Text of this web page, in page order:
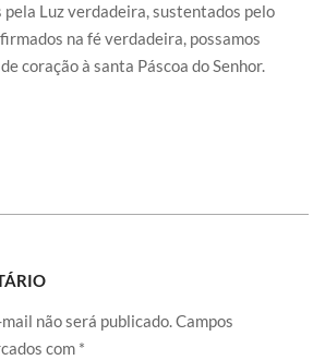
pela Luz verdadeira, sustentados pelo
na fé verdadeira, possamos
coração à santa Páscoa do Senhor.
não será publicado.Campos
com *